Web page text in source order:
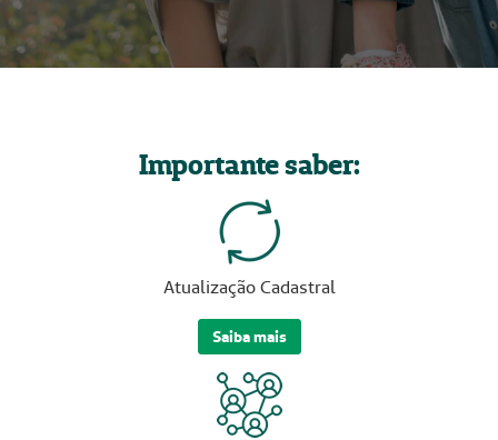
Importante saber:
Atualização Cadastral
Saiba mais